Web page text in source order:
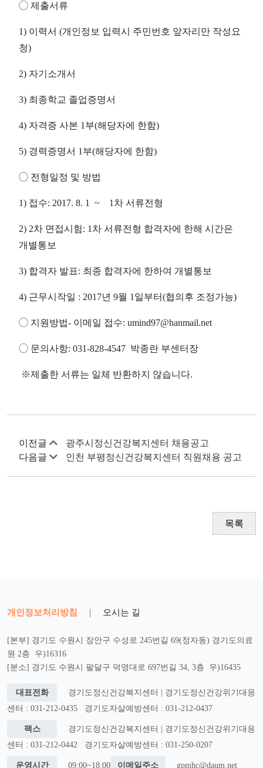
◯ 제출서류
1) 이력서 (개인정보 입력시 주민번호 앞자리만 작성요
청)
2) 자기소개서
3) 최종학교 졸업증명서
4) 자격증 사본 1 부(해당자에 한함)
5) 경력증명서 1 부(해당자에 한함)
◯ 전형일정 및 방법
1) 접수: 2017. 8. 1 ~ 1 차 서류전형
2) 2차 면접시험: 1 차 서류전형 합격자에 한해 시간은
개별통보
3) 합격자 발표: 최종 합격자에 한하여 개별통보
4) 근무시작일 : 2017년 9월 1 일부터(협의후 조정가능)
◯ 지원방법- 이메일 접수: umind97@hanmail.net
◯ 문의사항: 031-828-4547 박종란 부센터장
※제출한 서류는 일체 반환하지 않습니다.
이전글
광주시정신건강복지센터 채용공고
다음글
인천 부평정신건강복지센터 직원채용 공고
목록
개인정보처리방침 | 오시는 길
[본부] 경기도 수원시 장안구 수성로 245번길 69(정자동) 경기도의료
원 2층 우)16316
[분소] 경기도 수원시 팔달구 덕영대로 697번길 34, 3층 우)16435
대표전화
경기도정신건강복지센터 | 경기도정신건강위기대응
센터 : 031-212-0435
경기도자살예방센터 : 031-212-0437
팩스
경기도정신건강복지센터 | 경기도정신건강위기대응
센터 : 031-212-0442
경기도자살예방센터 : 031-250-0207
운영시간 09:00~18:00 이메일주소 gpmhc@daum.net